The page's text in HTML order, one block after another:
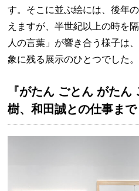
す。そこに並ぶ絵には、後年
えますが、半世紀以上の時を
人の言葉」が響き合う様子は
象に残る展示のひとつでした。
『がたん ごとん がた
樹、和田誠との仕事まで